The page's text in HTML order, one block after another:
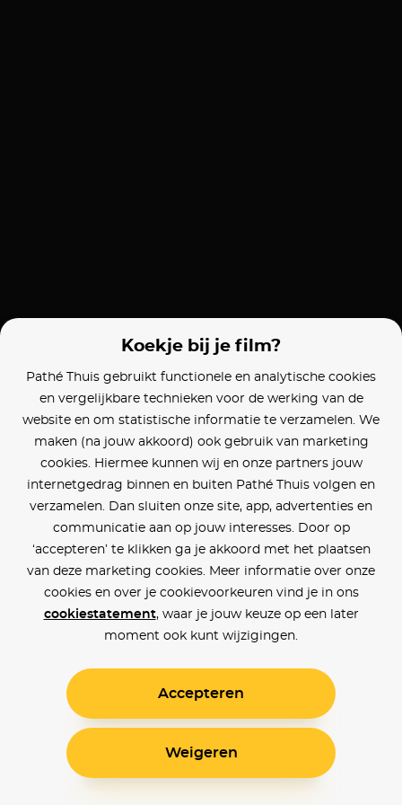
Koekje bij je film?
Pathé Thuis gebruikt functionele en analytische cookies
en vergelijkbare technieken voor de werking van de
website en om statistische informatie te verzamelen. We
maken (na jouw akkoord) ook gebruik van marketing
cookies. Hiermee kunnen wij en onze partners jouw
internetgedrag binnen en buiten Pathé Thuis volgen en
verzamelen. Dan sluiten onze site, app, advertenties en
communicatie aan op jouw interesses. Door op
‘accepteren’ te klikken ga je akkoord met het plaatsen
van deze marketing cookies. Meer informatie over onze
cookies en over je cookievoorkeuren vind je in ons
cookiestatement, waar je jouw keuze op een later
moment ook kunt wijzigingen.
Accepteren
Weigeren